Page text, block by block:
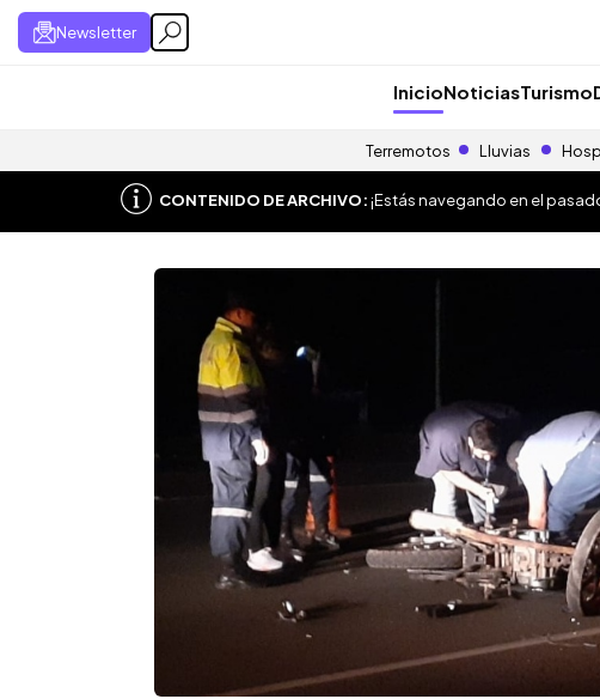
Newsletter
InicioNoticiasTurismo
Terremotos Lluvias
CONTENIDO DE ARCHIVO:¡Estás navegando en el